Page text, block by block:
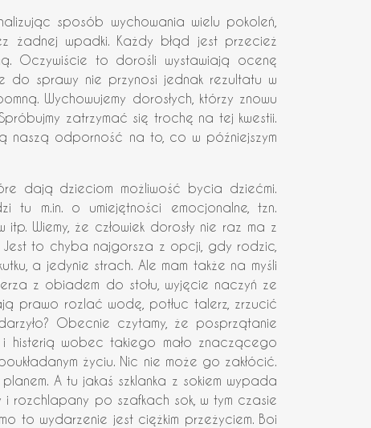
sposób wychowania wielu pokoleń,
żadnej wpadki. Każdy błąd jest przecież
Oczywiście to dorośli wystawiają ocenę
do sprawy nie przynosi jednak rezultatu w
Wychowujemy dorosłych, którzy znowu
zatrzymać się trochę na tej kwestii.
naszą odporność na to, co w późniejszym
dają dzieciom możliwość bycia dziećmi.
tu m.in. o umiejętności emocjonalne, tzn.
Wiemy, że człowiek dorosły nie raz ma z
Jest to chyba najgorsza z opcji, gdy rodzic,
a jedynie strach. Ale mam także na myśli
z obiadem do stołu, wyjęcie naczyń ze
prawo rozlać wodę, potłuc talerz, zrzucić
Obecnie czytamy, że posprzątanie
i histerią wobec takiego mało znaczącego
życiu. Nic nie może go zakłócić.
A tu jakaś szklanka z sokiem wypada
rozchlapany po szafkach sok, w tym czasie
to wydarzenie jest ciężkim przeżyciem. Boi